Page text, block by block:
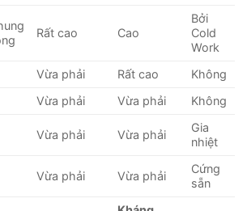
Rất cao Cao
Bởi
Cold
Work
Vừa phải Rất cao
Không
Vừa phải Vừa phải Không
Vừa phải Vừa phải
Gia
nhiệt
Vừa phải Vừa phải
Cứng
sẵn